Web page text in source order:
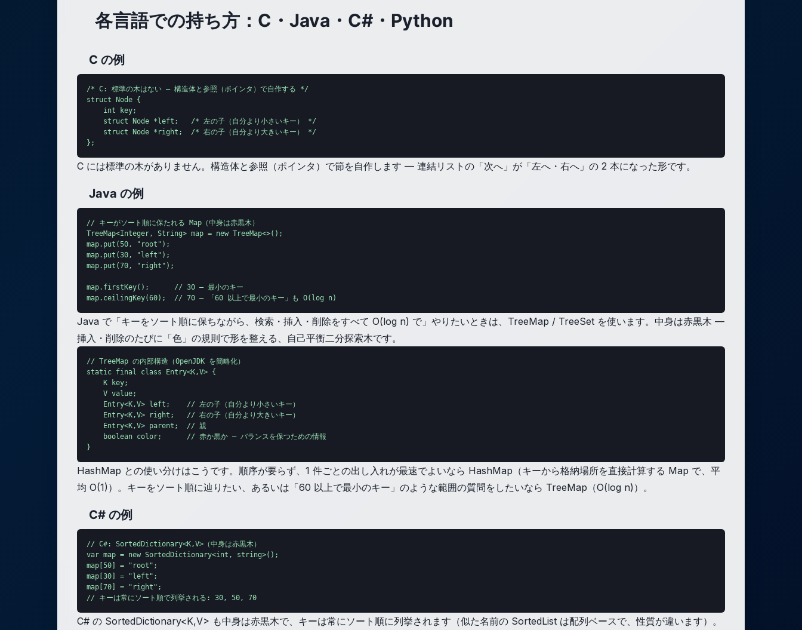
各言語での持ち方：C・Java・C#・Python
C の例
/* C: 標準の木はない — 構造体と参照（ポインタ）で自作する */
struct Node {
    int key;
    struct Node *left;   /* 左の子（自分より小さいキー） */
    struct Node *right;  /* 右の子（自分より大きいキー） */
};
C には標準の木がありません。構造体と参照（ポインタ）で節を自作します — 連結リストの「次へ」が「左へ・右へ」の 2 本になった形です。
Java の例
// キーがソート順に保たれる Map（中身は赤黒木）
TreeMap<Integer, String> map = new TreeMap<>();
map.put(50, "root");
map.put(30, "left");
map.put(70, "right");
map.firstKey();      // 30 — 最小のキー
map.ceilingKey(60);  // 70 — 「60 以上で最小のキー」も O(log n)
Java で「キーをソート順に保ちながら、検索・挿入・削除をすべて O(log n) で」やりたいときは、TreeMap / TreeSet を使います。中身は赤黒木 —
挿入・削除のたびに「色」の規則で形を整える、自己平衡二分探索木です。
// TreeMap の内部構造（OpenJDK を簡略化）
static final class Entry<K,V> {
    K key;
    V value;
    Entry<K,V> left;    // 左の子（自分より小さいキー）
    Entry<K,V> right;   // 右の子（自分より大きいキー）
    Entry<K,V> parent;  // 親
    boolean color;      // 赤か黒か — バランスを保つための情報
}
HashMap との使い分けはこうです。順序が要らず、1 件ごとの出し入れが最速でよいなら HashMap（キーから格納場所を直接計算する Map で、平
均 O(1)）。キーをソート順に辿りたい、あるいは「60 以上で最小のキー」のような範囲の質問をしたいなら TreeMap（O(log n)）。
C# の例
// C#: SortedDictionary<K,V>（中身は赤黒木）
var map = new SortedDictionary<int, string>();
map[50] = "root";
map[30] = "left";
map[70] = "right";
// キーは常にソート順で列挙される: 30, 50, 70
C# の SortedDictionary<K,V> も中身は赤黒木で、キーは常にソート順に列挙されます（似た名前の SortedList は配列ベースで、性質が違います）。